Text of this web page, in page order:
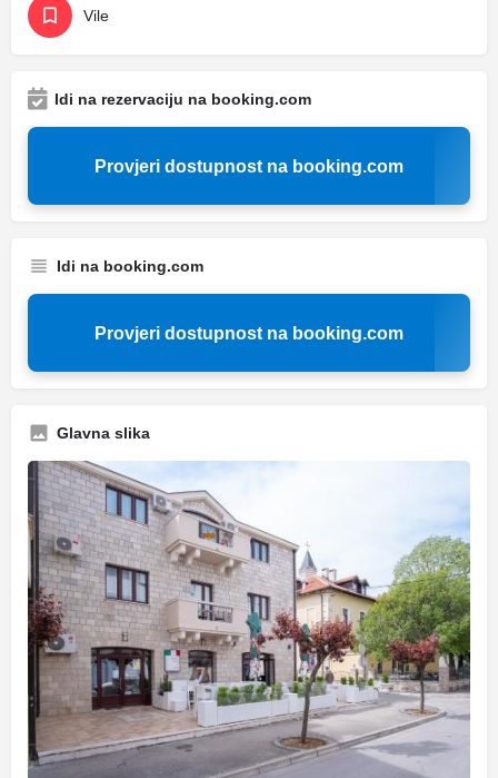
Vile
Idi na rezervaciju na booking.com
Provjeri dostupnost na booking.com
Idi na booking.com
Provjeri dostupnost na booking.com
Glavna slika